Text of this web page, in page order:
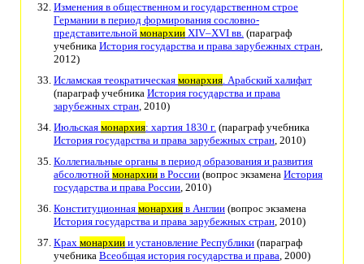
Изменения в общественном и государственном строе
Германии в период формирования сословно-
представительной монархии XIV–XVI вв. (параграф
учебника История государства и права зарубежных стран,
2012)
Исламская теократическая монархия. Арабский халифат
(параграф учебника История государства и права
зарубежных стран, 2010)
Июльская монархия: хартия 1830 г. (параграф учебника
История государства и права зарубежных стран, 2010)
Коллегиальные органы в период образования и развития
абсолютной монархии в России (вопрос экзамена История
государства и права России, 2010)
Конституционная монархия в Англии (вопрос экзамена
История государства и права зарубежных стран, 2010)
Крах монархии и установление Республики (параграф
учебника Всеобщая история государства и права, 2000)